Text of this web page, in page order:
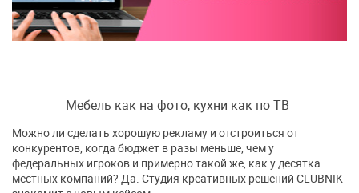
Мебель как на фото, кухни как по ТВ
Можно ли сделать хорошую рекламу и отстроиться от
конкурентов, когда бюджет в разы меньше, чем у
федеральных игроков и примерно такой же, как у десятка
местных компаний? Да. Студия креативных решений CLUBNIK